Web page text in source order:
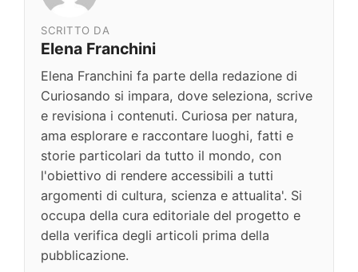
SCRITTO DA
Elena Franchini
Elena Franchini fa parte della redazione di
Curiosando si impara, dove seleziona, scrive
e revisiona i contenuti. Curiosa per natura,
ama esplorare e raccontare luoghi, fatti e
storie particolari da tutto il mondo, con
l'obiettivo di rendere accessibili a tutti
argomenti di cultura, scienza e attualita'. Si
occupa della cura editoriale del progetto e
della verifica degli articoli prima della
pubblicazione.